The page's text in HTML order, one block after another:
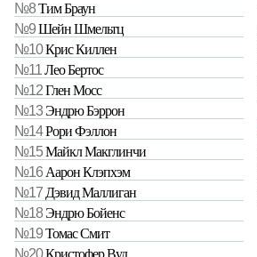
№8Тим Браун
№9Шейн Шмельтц
№10Крис Киллен
№11Лео Бертос
№12Глен Мосс
№13Эндрю Бэррон
№14Рори Фэллон
№15Майкл Макглинчи
№16 Аарон Клэпхэм
№17 Дэвид Маллиган
№18Эндрю Бойенс
№19Томас Смит